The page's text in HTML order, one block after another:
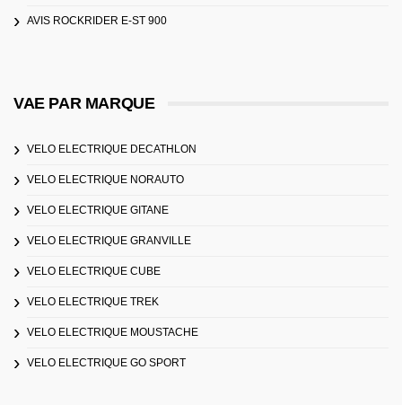
AVIS ROCKRIDER E-ST 900
VAE PAR MARQUE
VELO ELECTRIQUE DECATHLON
VELO ELECTRIQUE NORAUTO
VELO ELECTRIQUE GITANE
VELO ELECTRIQUE GRANVILLE
VELO ELECTRIQUE CUBE
VELO ELECTRIQUE TREK
VELO ELECTRIQUE MOUSTACHE
VELO ELECTRIQUE GO SPORT